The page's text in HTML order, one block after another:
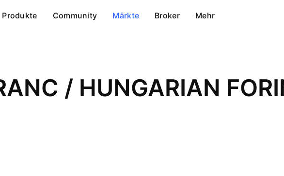
Produkte Community Märkte Broker Mehr
/ HUNGARIAN